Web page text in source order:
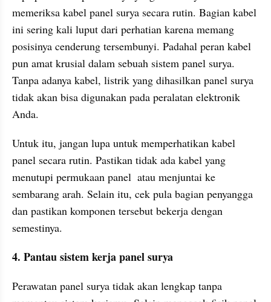
memeriksa kabel panel surya secara rutin. Bagian kabel
ini sering kali luput dari perhatian karena memang
posisinya cenderung tersembunyi. Padahal peran kabel
pun amat krusial dalam sebuah sistem panel surya.
Tanpa adanya kabel, listrik yang dihasilkan panel surya
tidak akan bisa digunakan pada peralatan elektronik
Anda.
Untuk itu, jangan lupa untuk memperhatikan kabel
panel secara rutin. Pastikan tidak ada kabel yang
menutupi permukaan panel  atau menjuntai ke
sembarang arah. Selain itu, cek pula bagian penyangga
dan pastikan komponen tersebut bekerja dengan
semestinya.
4. Pantau sistem kerja panel surya
Perawatan panel surya tidak akan lengkap tanpa